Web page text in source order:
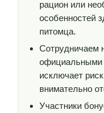
рацион или
особенностей
питомца.
Сотрудничаем
официальными
исключает
внимательно
Участники